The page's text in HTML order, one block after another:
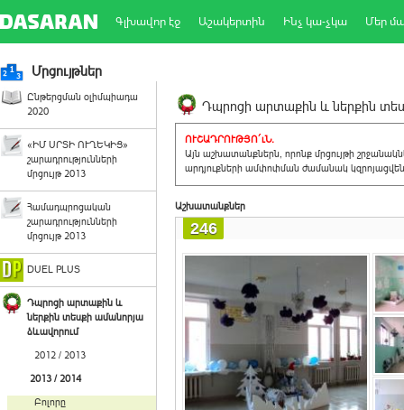
Գլխավոր էջ Աշակերտին Ինչ կա-չկա Մեր
Մրցույթներ
Ընթերցման օլիմպիադա
2020
«ԻՄ ՍՐՏԻ ՈՒՂԵԿԻՑ»
շարադրությունների
մրցույթ 2013
Համադպրոցական
շարադրությունների
մրցույթ 2013
DUEL PLUS
Դպրոցի արտաքին և
ներքին տեսքի ամանորյա
ձևավորում
2012 / 2013
2013 / 2014
Բոլորը
Դպրոցի արտաքին և ներքին
ՈՒՇԱԴՐՈՒԹՅՈ´ւՆ.
Այն աշխատանքներն, որոնք մրցույթի
արդյուքների ամփոփման ժամանակ
Աշխատանքներ
246